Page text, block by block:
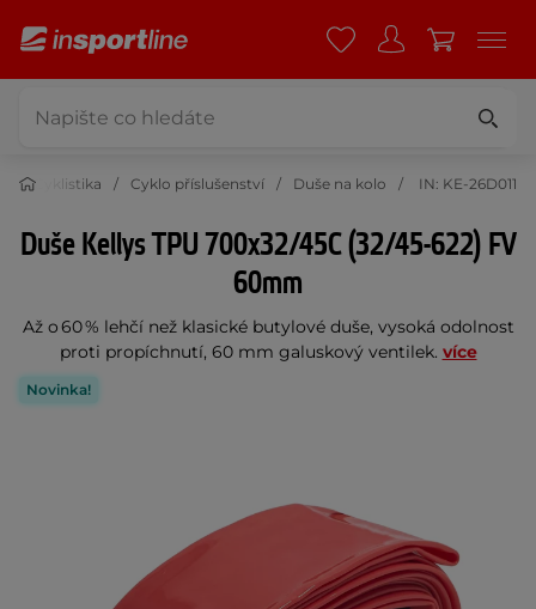
Cyklistika Cyklo příslušenství Duše na kolo IN: KE-26D011
Duše Kellys TPU 700x32/45C (32/45-622) FV
60mm
Až o 60 % lehčí než klasické butylové duše, vysoká odolnost
proti propíchnutí, 60 mm galuskový ventilek. více
Novinka!